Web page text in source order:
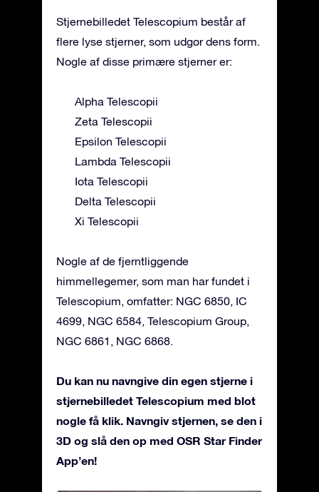
Stjernebilledet Telescopium består af
flere lyse stjerner, som udgør dens form.
Nogle af disse primære stjerner er:
Alpha Telescopii
Zeta Telescopii
Epsilon Telescopii
Lambda Telescopii
Iota Telescopii
Delta Telescopii
Xi Telescopii
Nogle af de fjerntliggende
himmellegemer, som man har fundet i
Telescopium, omfatter: NGC 6850, IC
4699, NGC 6584, Telescopium Group,
NGC 6861, NGC 6868.
Du kan nu navngive din egen stjerne i
stjernebilledet Telescopium med blot
nogle få klik. Navngiv stjernen, se den i
3D og slå den op med OSR Star Finder
App’en!